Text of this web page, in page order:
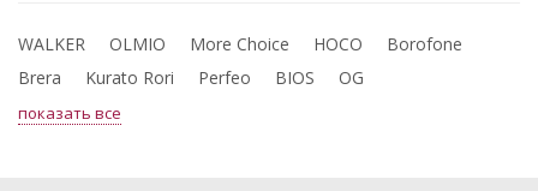
WALKER OLMIO More Choice HOCO
Borofone
Brera
Kurato Rori Perfeo BIOS OG
показать все